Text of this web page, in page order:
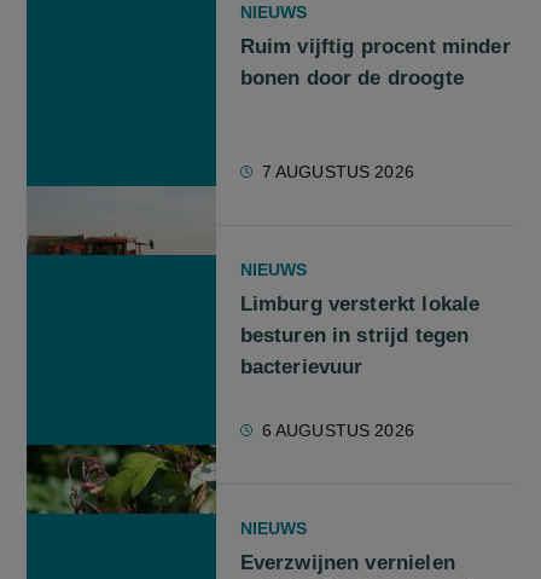
NIEUWS
Ruim vijftig procent minder
bonen door de droogte
7 AUGUSTUS 2026
NIEUWS
Limburg versterkt lokale
besturen in strijd tegen
bacterievuur
6 AUGUSTUS 2026
NIEUWS
Everzwijnen vernielen